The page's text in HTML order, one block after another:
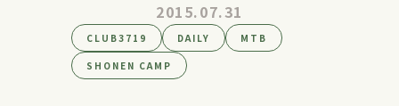
2015.07.31
CLUB3719 DAILY MTB
SHONEN CAMP